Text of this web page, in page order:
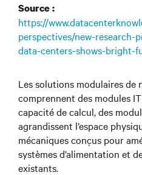
Source :
https://
perspectives/new-research-
data-centers-shows-bright-
Les solutions modulaires de
comprennent des modules
capacité de calcul, des
agrandissent l’espace
mécaniques conçus pour
systèmes d’alimentation et
existants.